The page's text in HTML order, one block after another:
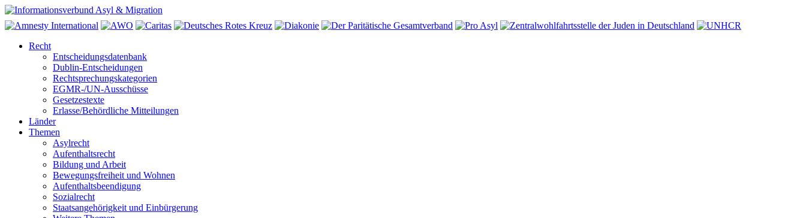
Recht
Entscheidungsdatenbank
Dublin-Entscheidungen
Rechtsprechungskategorien
EGMR-/UN-Ausschüsse
Gesetzestexte
Erlasse/Behördliche Mitteilungen
Länder
Themen
Asylrecht
Aufenthaltsrecht
Bildung und Arbeit
Bewegungsfreiheit und Wohnen
Aufenthaltsbeendigung
Sozialrecht
Staatsangehörigkeit und Einbürgerung